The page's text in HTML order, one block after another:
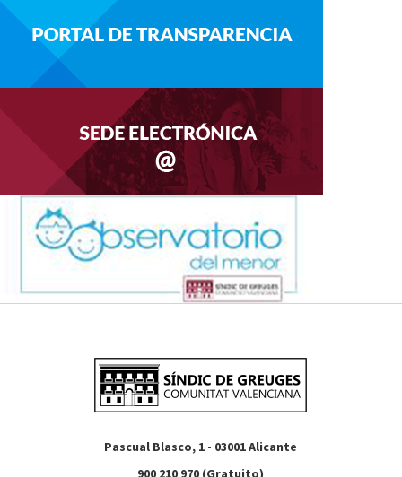
Pascual Blasco, 1 - 03001 Alicante
900 210 970 (Gratuito)